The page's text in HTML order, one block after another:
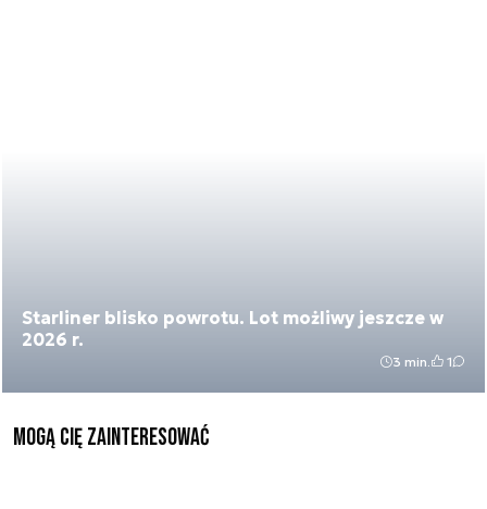
Starliner blisko powrotu. Lot możliwy jeszcze w
2026 r.
3 min. 1
Mogą Cię zainteresować